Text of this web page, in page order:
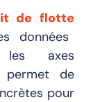
de flotte
données
les axes
permet de
pour